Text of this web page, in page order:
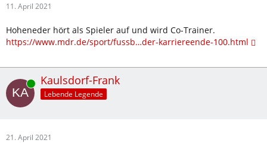
11. April 2021
Hoheneder hört als Spieler auf und wird Co-Trainer.
https://www.mdr.de/sport/fussb…der-karriereende-100.html
Online Kaulsdorf-Frank
Lebende Legende
21. April 2021